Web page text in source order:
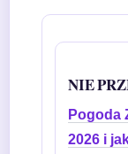
NIE
Pogoda
2026 i